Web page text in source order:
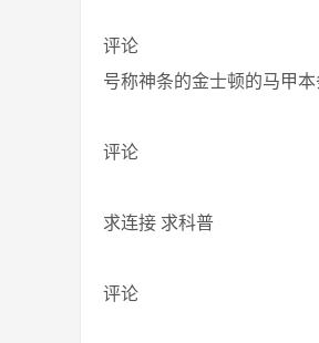
评论
号称神条的金士顿的马甲
评论
求连接 求科普
评论